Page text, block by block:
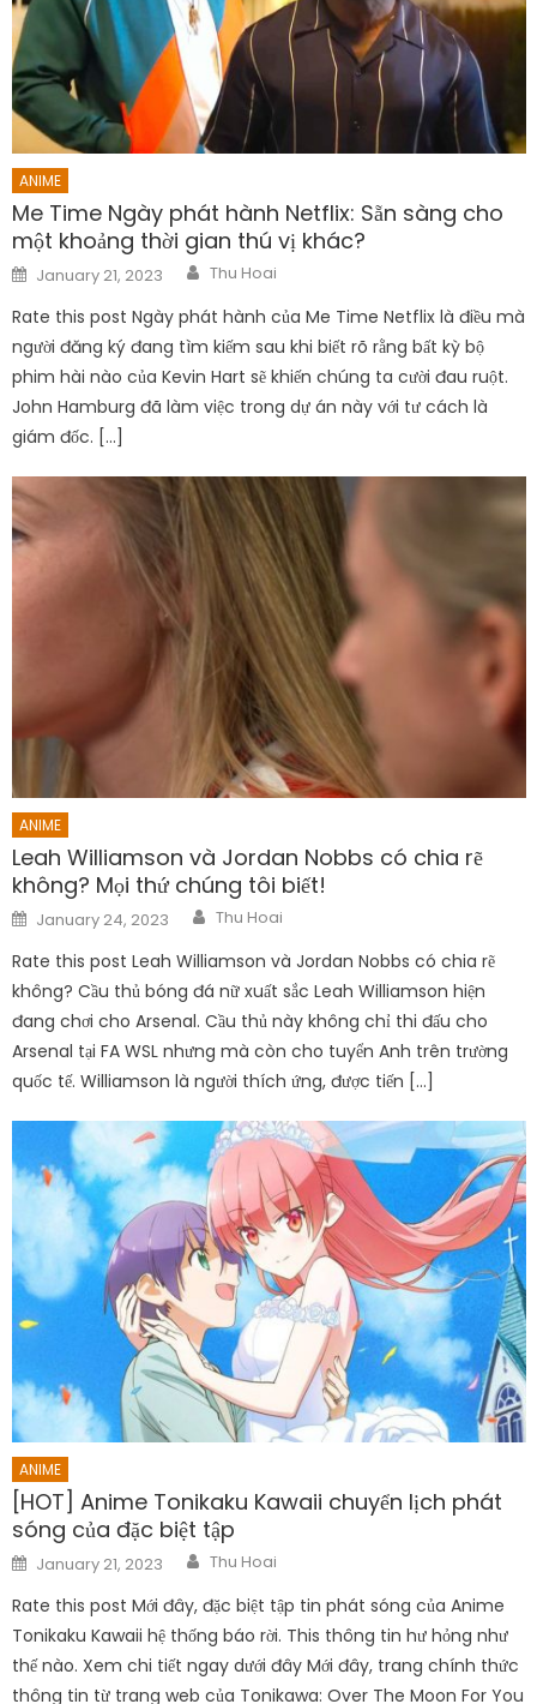
ANIME
Me Time Ngày phát hành Netflix: Sẵn sàng cho
một khoảng thời gian thú vị khác?
Posted
on
January 21, 2023 Author
Thu Hoai
Rate this post Ngày phát hành của Me Time Netflix là điều mà
người đăng ký đang tìm kiếm sau khi biết rõ rằng bất kỳ bộ
phim hài nào của Kevin Hart sẽ khiến chúng ta cười đau ruột.
John Hamburg đã làm việc trong dự án này với tư cách là
giám đốc. […]
ANIME
Leah Williamson và Jordan Nobbs có chia rẽ
không? Mọi thứ chúng tôi biết!
Posted
on
January 24, 2023 Author
Thu Hoai
Rate this post Leah Williamson và Jordan Nobbs có chia rẽ
không? Cầu thủ bóng đá nữ xuất sắc Leah Williamson hiện
đang chơi cho Arsenal. Cầu thủ này không chỉ thi đấu cho
Arsenal tại FA WSL nhưng mà còn cho tuyển Anh trên trường
quốc tế. Williamson là người thích ứng, được tiến […]
ANIME
[HOT] Anime Tonikaku Kawaii chuyển lịch phát
sóng của đặc biệt tập
Posted
on
January 21, 2023 Author
Thu Hoai
Rate this post Mới đây, đặc biệt tập tin phát sóng của Anime
Tonikaku Kawaii hệ thống báo rời. This thông tin hư hỏng như
thế nào. Xem chi tiết ngay dưới đây Mới đây, trang chính thức
thông tin từ trang web của Tonikawa: Over The Moon For You